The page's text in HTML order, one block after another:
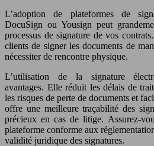
L’adoption de plateformes de
DocuSign ou Yousign peut
processus de signature de vos
clients de signer les documents de
nécessiter de rencontre physique.
L’utilisation de la signature
avantages. Elle réduit les délais de
les risques de perte de documents et
offre une meilleure traçabilité des
précieux en cas de litige. Assurez-
plateforme conforme aux
validité juridique des signatures.